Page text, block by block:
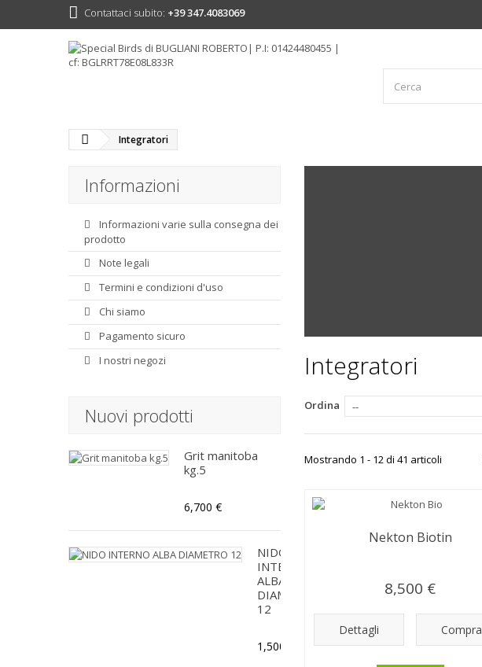
Contattaci subito: +39 347.4083069
Integratori
Informazioni
Informazioni varie sulla consegna dei
prodotto
Note legali
Termini e condizioni d'uso
Chi siamo
Pagamento sicuro
I nostri negozi
Nuovi prodotti
Grit manitoba
kg.5
6,700 €
NIDO
INTERNO
ALBA
DIAMETRO
12
1,500 €
Integratori
Ordina
Mostrando 1 - 12 di 41 articoli
Nekton Biotin
8,500 €
Dettagli Compra